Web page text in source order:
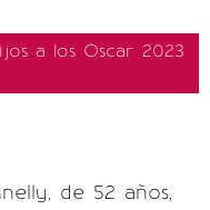
a los Oscar 2023
de 52 años,